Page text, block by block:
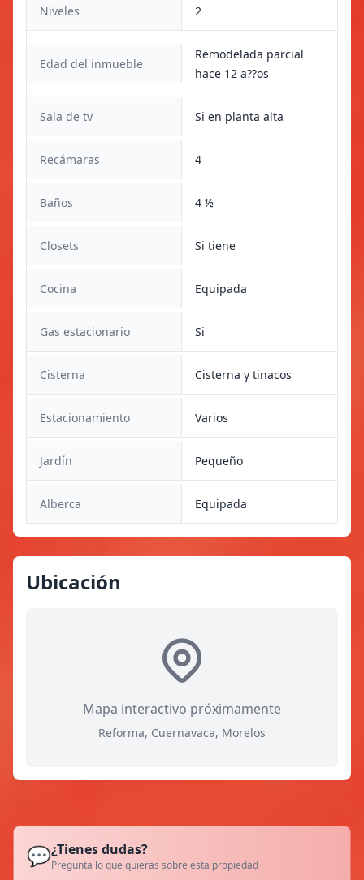
Niveles 2
Edad del inmueble
Remodelada parcial
hace 12 a??os
Sala de tv Si en planta alta
Recámaras 4
Baños 4 ½
Closets Si tiene
Cocina Equipada
Gas estacionario Si
Cisterna Cisterna y tinacos
Estacionamiento Varios
Jardín Pequeño
Alberca Equipada
Ubicación
Mapa interactivo próximamente
Reforma, Cuernavaca, Morelos
💬¿Tienes dudas?
Pregunta lo que quieras sobre esta propiedad